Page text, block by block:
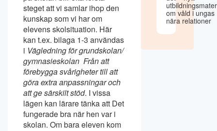
steget att vi samlar ihop den
kunskap som vi har om
elevens skolsituation. Här
kan t.ex. bilaga 1-3 användas
i  Vägledning för grundskolan/
gymnasieskolan  Från att
förebygga svårigheter till att
göra extra anpassningar och
att ge särskilt stöd. I vissa
lägen kan lärare tänka att Det
fungerade bra när hen var i
skolan. Om bara eleven kom
om våld i ungas
nära relationer